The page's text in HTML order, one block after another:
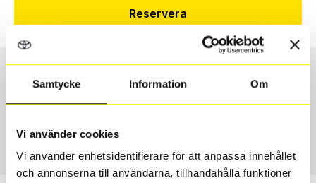
Samtycke Information Om
Vi använder cookies
Vi använder enhetsidentifierare för att anpassa innehållet
och annonserna till användarna, tillhandahålla funktioner
Reservera
Däcktyp
Sommar
Däckstorlek
205/55 R 17 95W
1533